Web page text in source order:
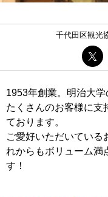
千代田区観光
1953年創業。明治大
たくさんのお客様に支
ております。
ご愛好いただいている
れからもボリューム満
す！